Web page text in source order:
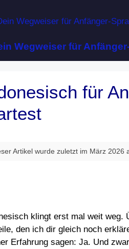
für
Artikel wurde zuletzt im März 2026
klingt erst mal weit weg.
den ich dir gleich noch
Erfahrung sagen: Ja. Und